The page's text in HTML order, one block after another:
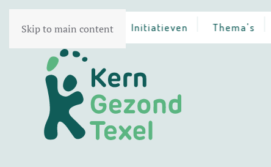
Skip to main content
Home Initiatieven Thema's